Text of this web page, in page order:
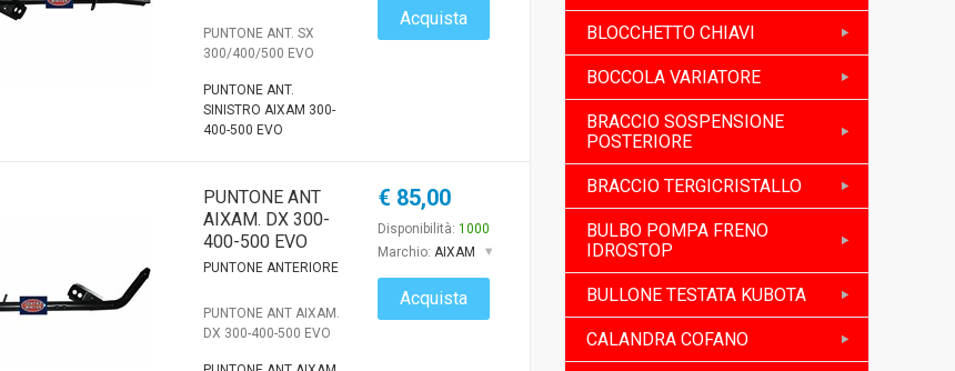
PUNTONE ANT. SX
300/400/500 EVO
PUNTONE ANT.
SINISTRO AIXAM 300-
400-500 EVO
Acquista
PUNTONE ANT
AIXAM. DX 300-
400-500 EVO
PUNTONE ANTERIORE
PUNTONE ANT AIXAM.
DX 300-400-500 EVO
€ 85,00
Disponibilità: 1000
Marchio: AIXAM
Acquista
BLOCCHETTO CHIAVI
BOCCOLA VARIATORE
BRACCIO SOSPENSIONE
POSTERIORE
BRACCIO TERGICRISTALLO
BULBO POMPA FRENO
IDROSTOP
BULLONE TESTATA KUBOTA
CALANDRA COFANO